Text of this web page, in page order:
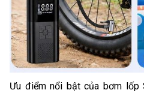
Ưu điểm nổi bật của bơm lốp